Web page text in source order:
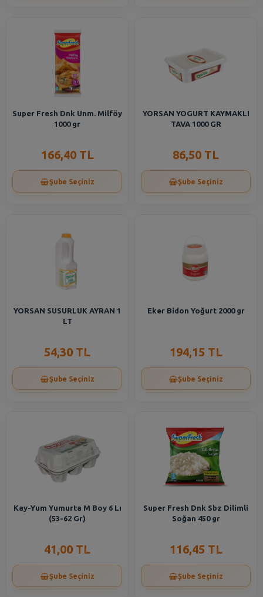
Super Fresh Dnk Unm. Milföy
1000 gr
166,40 TL
Şube Seçiniz
YORSAN YOGURT KAYMAKLI
TAVA 1000 GR
86,50 TL
Şube Seçiniz
YORSAN SUSURLUK AYRAN 1
LT
54,30 TL
Şube Seçiniz
Eker Bidon Yoğurt 2000 gr
194,15 TL
Şube Seçiniz
Kay-Yum Yumurta M Boy 6 Lı
(53-62 Gr)
41,00 TL
Şube Seçiniz
Super Fresh Dnk Sbz Dilimli
Soğan 450 gr
116,45 TL
Şube Seçiniz